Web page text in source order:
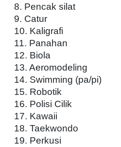
8. Pencak silat
9. Catur
10. Kaligrafi
11. Panahan
12. Biola
13. Aeromodeling
14. Swimming (pa/pi)
15. Robotik
16. Polisi Cilik
17. Kawaii
18. Taekwondo
19. Perkusi